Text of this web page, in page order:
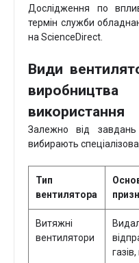
Дослідження по
термін служби
на ScienceDirect.
Види
використання
Залежно від завдань
вибирають
Тип
вентилятора
Витяжні
вентилятори